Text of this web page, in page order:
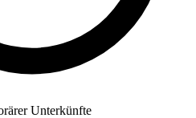
Unterkünfte